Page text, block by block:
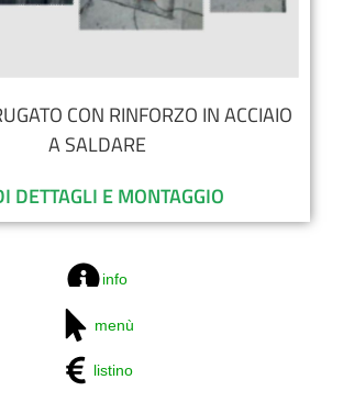
CON RINFORZO IN ACCIAIO
A SALDARE
DETTAGLI E MONTAGGIO
info
menù
listino